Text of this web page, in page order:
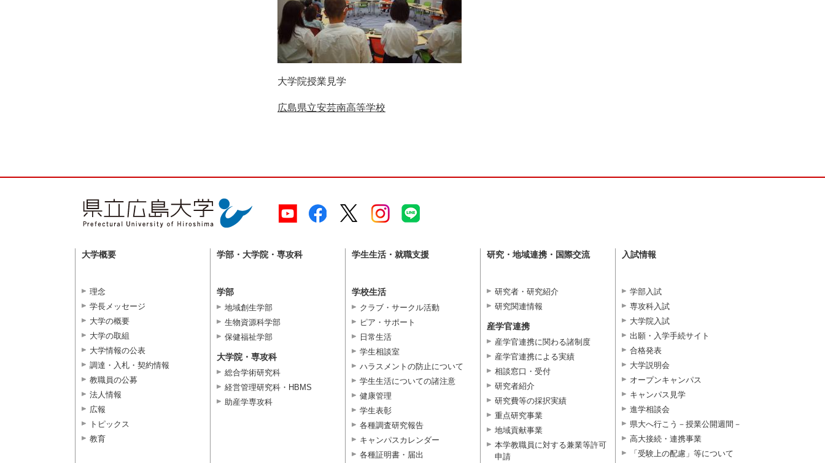
大学院授業見学
広島県立安芸南高等学校
大学概要
理念
学長メッセージ
大学の概要
大学の取組
大学情報の公表
調達・入札・契約情報
教職員の公募
法人情報
広報
トピックス
教育
学部・大学院・専攻科
学部
地域創生学部
生物資源科学部
保健福祉学部
大学院・専攻科
総合学術研究科
経営管理研究科・HBMS
助産学専攻科
学生生活・就職支援
学校生活
クラブ・サークル活動
ピア・サポート
日常生活
学生相談室
ハラスメントの防止について
学生生活についての諸注意
健康管理
学生表彰
各種調査研究報告
キャンパスカレンダー
各種証明書・届出
研究・地域連携・国際交流
研究者・研究紹介
研究関連情報
産学官連携
産学官連携に関わる諸制度
産学官連携による実績
相談窓口・受付
研究者紹介
研究費等の採択実績
重点研究事業
地域貢献事業
本学教職員に対する兼業等許可
申請
入試情報
学部入試
専攻科入試
大学院入試
出願・入学手続サイト
合格発表
大学説明会
オープンキャンパス
キャンパス見学
進学相談会
県大へ行こう－授業公開週間－
高大接続・連携事業
「受験上の配慮」等について